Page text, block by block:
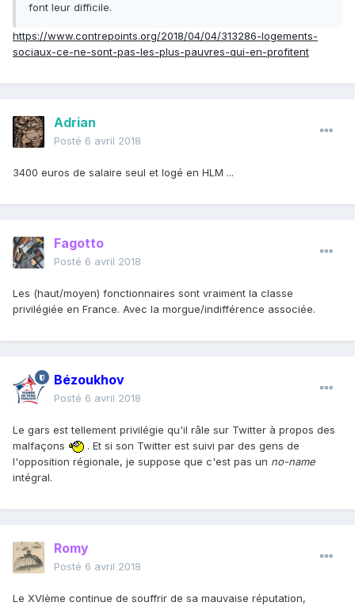
font leur difficile.
https://www.contrepoints.org/2018/04/04/313286-logements-
sociaux-ce-ne-sont-pas-les-plus-pauvres-qui-en-profitent
Adrian
Posté 6 avril 2018
3400 euros de salaire seul et logé en HLM ...
Fagotto
Posté 6 avril 2018
Les (haut/moyen) fonctionnaires sont vraiment la classe
privilégiée en France. Avec la morgue/indifférence associée.
Bézoukhov
Posté 6 avril 2018
Le gars est tellement privilégie qu'il râle sur Twitter à propos des
malfaçons
. Et si son Twitter est suivi par des gens de
l'opposition régionale, je suppose que c'est pas un no-name
intégral.
Romy
Posté 6 avril 2018
Le XVIème continue de souffrir de sa mauvaise réputation,